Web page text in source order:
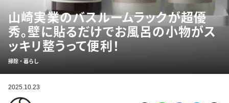
山崎実業のバスルームラックが超優
秀。壁に貼るだけでお風呂の小物がス
ッキリ整うって便利！
掃除・暮らし
2025.10.23